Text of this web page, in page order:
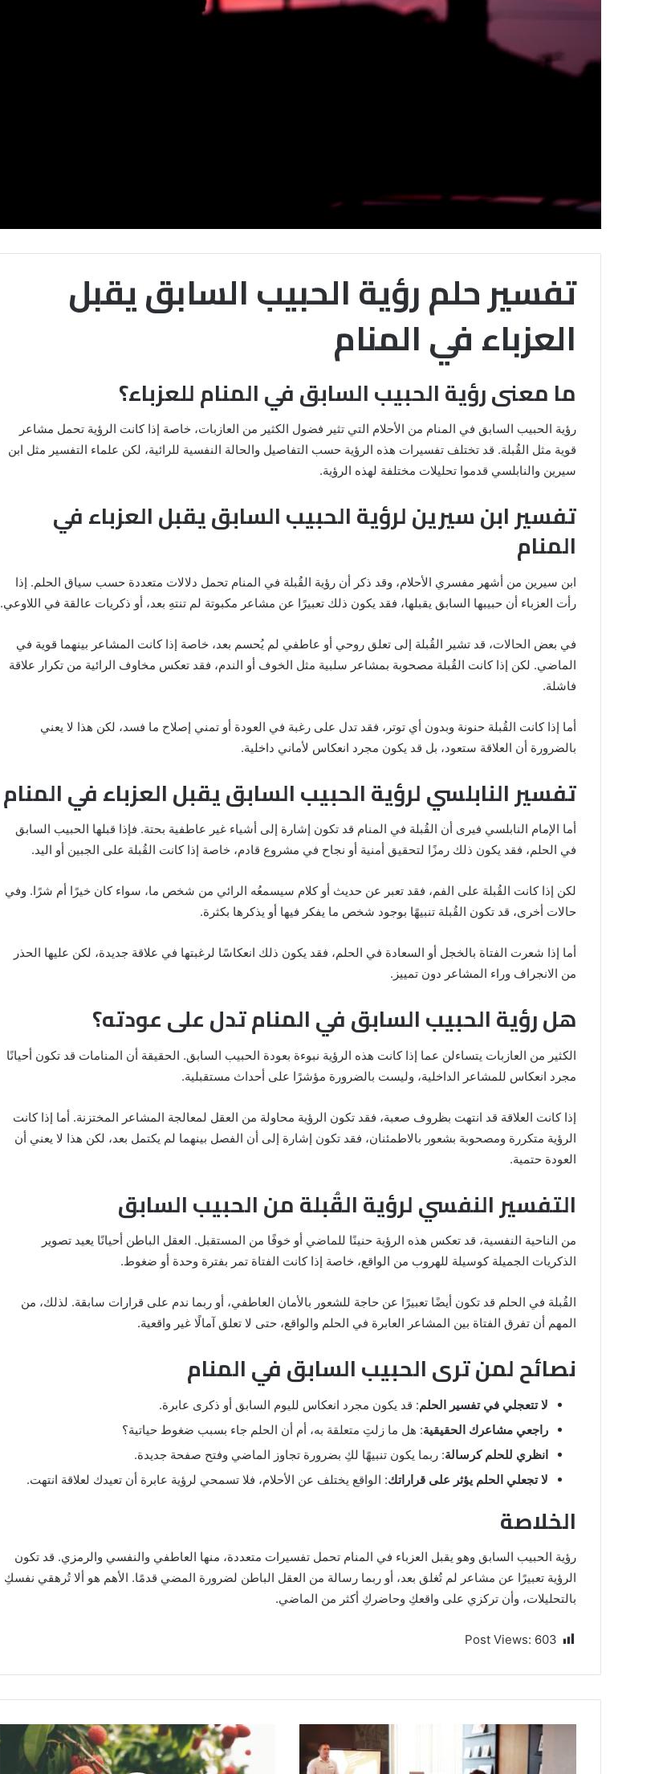
تفسير حلم رؤية الحبيب السابق يقبل
العزباء في المنام
ما معنى رؤية الحبيب السابق في المنام للعزباء؟
رؤية الحبيب السابق في المنام من الأحلام التي تثير فضول الكثير من العازبات، خاصة إذا كانت الرؤية تحمل مشاعر
قوية مثل القُبلة. قد تختلف تفسيرات هذه الرؤية حسب التفاصيل والحالة النفسية للرائية، لكن علماء التفسير مثل ابن
سيرين والنابلسي قدموا تحليلات مختلفة لهذه الرؤية.
تفسير ابن سيرين لرؤية الحبيب السابق يقبل العزباء في
المنام
ابن سيرين من أشهر مفسري الأحلام، وقد ذكر أن رؤية القُبلة في المنام تحمل دلالات متعددة حسب سياق الحلم. إذا
رأت العزباء أن حبيبها السابق يقبلها، فقد يكون ذلك تعبيرًا عن مشاعر مكبوتة لم تنتهِ بعد، أو ذكريات عالقة في اللاوعي.
في بعض الحالات، قد تشير القُبلة إلى تعلق روحي أو عاطفي لم يُحسم بعد، خاصة إذا كانت المشاعر بينهما قوية في
الماضي. لكن إذا كانت القُبلة مصحوبة بمشاعر سلبية مثل الخوف أو الندم، فقد تعكس مخاوف الرائية من تكرار علاقة
فاشلة.
أما إذا كانت القُبلة حنونة وبدون أي توتر، فقد تدل على رغبة في العودة أو تمني إصلاح ما فسد، لكن هذا لا يعني
بالضرورة أن العلاقة ستعود، بل قد يكون مجرد انعكاس لأماني داخلية.
تفسير النابلسي لرؤية الحبيب السابق يقبل العزباء في المنام
أما الإمام النابلسي فيرى أن القُبلة في المنام قد تكون إشارة إلى أشياء غير عاطفية بحتة. فإذا قبلها الحبيب السابق
في الحلم، فقد يكون ذلك رمزًا لتحقيق أمنية أو نجاح في مشروع قادم، خاصة إذا كانت القُبلة على الجبين أو اليد.
لكن إذا كانت القُبلة على الفم، فقد تعبر عن حديث أو كلام سيسمعُه الرائي من شخص ما، سواء كان خيرًا أم شرًا. وفي
حالات أخرى، قد تكون القُبلة تنبيهًا بوجود شخص ما يفكر فيها أو يذكرها بكثرة.
أما إذا شعرت الفتاة بالخجل أو السعادة في الحلم، فقد يكون ذلك انعكاسًا لرغبتها في علاقة جديدة، لكن عليها الحذر
من الانجراف وراء المشاعر دون تمييز.
هل رؤية الحبيب السابق في المنام تدل على عودته؟
الكثير من العازبات يتساءلن عما إذا كانت هذه الرؤية نبوءة بعودة الحبيب السابق. الحقيقة أن المنامات قد تكون أحيانًا
مجرد انعكاس للمشاعر الداخلية، وليست بالضرورة مؤشرًا على أحداث مستقبلية.
إذا كانت العلاقة قد انتهت بظروف صعبة، فقد تكون الرؤية محاولة من العقل لمعالجة المشاعر المختزنة. أما إذا كانت
الرؤية متكررة ومصحوبة بشعور بالاطمئنان، فقد تكون إشارة إلى أن الفصل بينهما لم يكتمل بعد، لكن هذا لا يعني أن
العودة حتمية.
التفسير النفسي لرؤية القُبلة من الحبيب السابق
من الناحية النفسية، قد تعكس هذه الرؤية حنينًا للماضي أو خوفًا من المستقبل. العقل الباطن أحيانًا يعيد تصوير
الذكريات الجميلة كوسيلة للهروب من الواقع، خاصة إذا كانت الفتاة تمر بفترة وحدة أو ضغوط.
القُبلة في الحلم قد تكون أيضًا تعبيرًا عن حاجة للشعور بالأمان العاطفي، أو ربما ندم على قرارات سابقة. لذلك، من
المهم أن تفرق الفتاة بين المشاعر العابرة في الحلم والواقع، حتى لا تعلق آمالًا غير واقعية.
نصائح لمن ترى الحبيب السابق في المنام
لا تتعجلي في تفسير الحلم: قد يكون مجرد انعكاس لليوم السابق أو ذكرى عابرة.
راجعي مشاعرك الحقيقية: هل ما زلتِ متعلقة به، أم أن الحلم جاء بسبب ضغوط حياتية؟
انظري للحلم كرسالة: ربما يكون تنبيهًا لكِ بضرورة تجاوز الماضي وفتح صفحة جديدة.
لا تجعلي الحلم يؤثر على قراراتك: الواقع يختلف عن الأحلام، فلا تسمحي لرؤية عابرة أن تعيدك لعلاقة انتهت.
الخلاصة
رؤية الحبيب السابق وهو يقبل العزباء في المنام تحمل تفسيرات متعددة، منها العاطفي والنفسي والرمزي. قد تكون
الرؤية تعبيرًا عن مشاعر لم تُغلق بعد، أو ربما رسالة من العقل الباطن لضرورة المضي قدمًا. الأهم هو ألا تُرهقي نفسكِ
بالتحليلات، وأن تركزي على واقعكِ وحاضركِ أكثر من الماضي.
Post Views: 603
شي
الدبر
في
للمتزوجة
8 يونيو، 2025
خروج شي من الدبر في المنام للمتزوجة
بالبراز
في
وتفسيرات
ابن
14 مايو، 2025
رؤية الحمام المتسخ بالبراز في المنام: